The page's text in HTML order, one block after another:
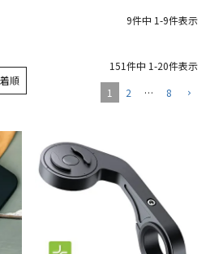
9件中 1-9件表示
順
151件中 1-20件表示
1
2 … 8